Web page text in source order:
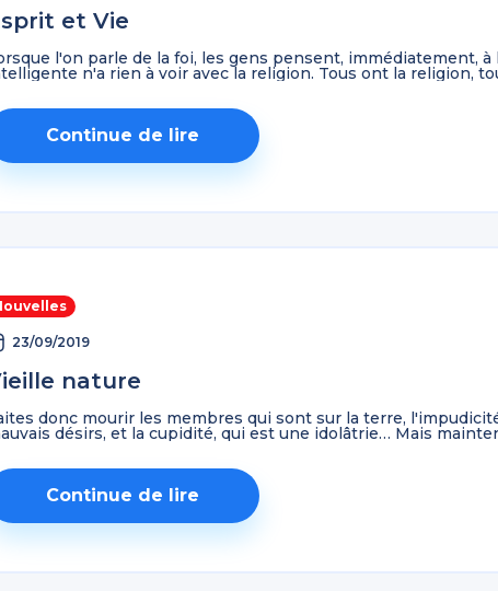
et Vie
l'on parle de la foi, les gens pensent, immédiatement, à
n'a rien à voir avec la religion. Tous ont la religion,
Continue de lire
23/09/2019
nature
donc mourir les membres qui sont sur la terre,
désirs, et la cupidité, qui est une idolâtrie… Mais
Continue de lire